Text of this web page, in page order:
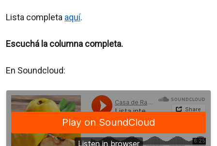
Lista completa aquí.
Escuchá la columna completa.
En Soundcloud: